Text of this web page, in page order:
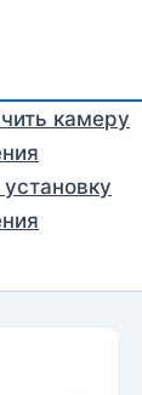
камеру